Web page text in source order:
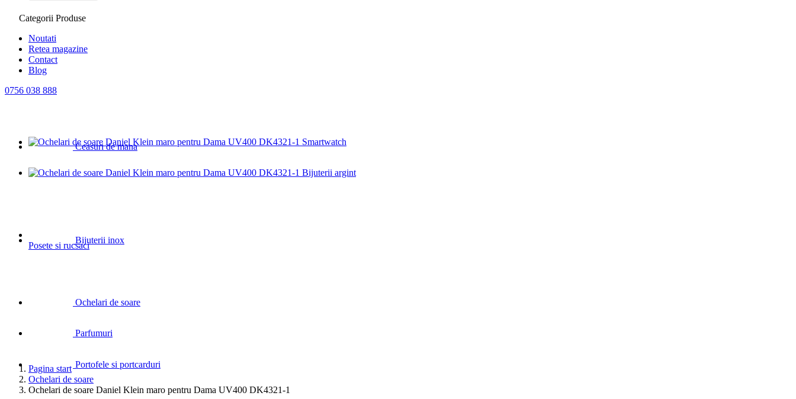
Categorii Produse
Noutati
Retea magazine
Contact
Blog
0756 038 888
Ceasuri de mana Smartwatch
Bijuterii argint
Bijuterii inox
Posete si rucsaci
Ochelari de soare
Parfumuri
Portofele si portcarduri
Pagina start
Ochelari de soare
Ochelari de soare Daniel Klein maro pentru Dama UV400 DK4321-1